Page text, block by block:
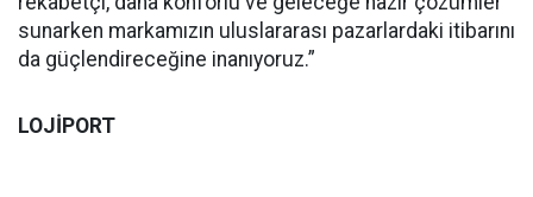
sunarken markamızın uluslararası pazarlardaki itibarını
da güçlendireceğine inanıyoruz.”
LOJİPORT